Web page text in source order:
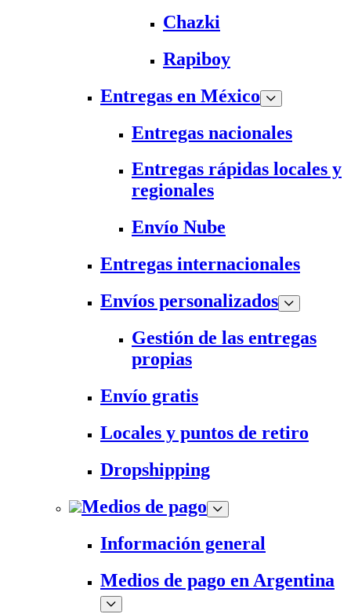
Chazki
Rapiboy
Entregas en México
Entregas nacionales
Entregas rápidas locales y
regionales
Envío Nube
Entregas internacionales
Envíos personalizados
Gestión de las entregas
propias
Envío gratis
Locales y puntos de retiro
Dropshipping
Medios de pago
Información general
Medios de pago en Argentina